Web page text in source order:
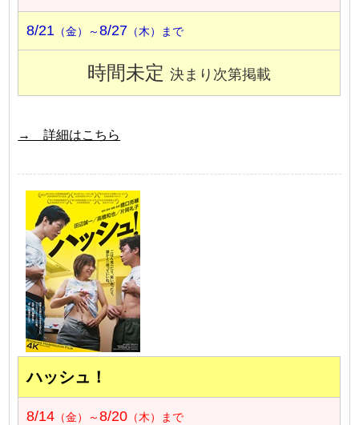
8/21 （金）～8/27 （木）まで
時間未定決まり次第掲載
→ 詳細はこちら
ハッシュ！
8/14 （金）～8/20 （木）まで